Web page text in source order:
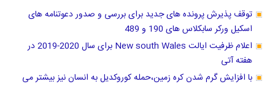
توقف پذیرش پرونده های جدید برای بررسی و صدور دعوتنامه های
اسکیل ورکر سابکلاس های 190 و 489
اعلام ظرفیت ایالت New south Wales برای سال 2020-2019 در
هفته آتی
با افزایش گرم شدن کره زمین،حمله کوروکدیل به انسان نیز بیشتر می